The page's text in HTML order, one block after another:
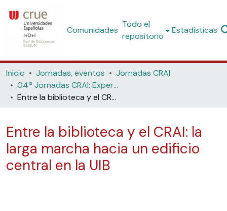
Comunidades
Todo el
repositorio
Estadísticas
Inicio Jornadas, eventos
Jornadas CRAI
04ª Jornadas CRAI: Experiencias en el ámbito de la organización y convergencia de servicios. (Universidad de Burgos, 2006)
Entre la biblioteca y el CRAI: la larga marcha hacia un edificio central en la UIB
Entre la biblioteca y el CRAI: la
larga marcha hacia un edificio
central en la UIB